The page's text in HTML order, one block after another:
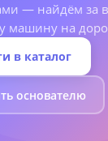
— найдём за
машину на
в каталог
основателю